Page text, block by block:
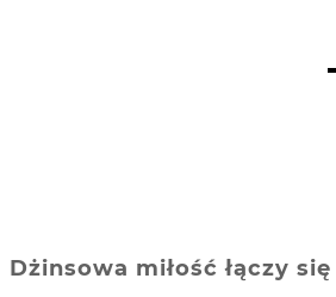
Dżinsowa miłość łączy